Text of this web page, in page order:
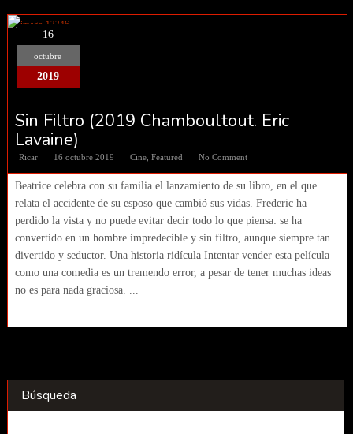
16
octubre
2019
Sin Filtro (2019 Chamboultout. Eric
Lavaine)
Ricar 16 octubre 2019 Cine, Featured No Comment
Beatrice celebra con su familia el lanzamiento de su libro, en el que
relata el accidente de su esposo que cambió sus vidas. Frederic ha
perdido la vista y no puede evitar decir todo lo que piensa: se ha
convertido en un hombre impredecible y sin filtro, aunque siempre tan
divertido y seductor. Una historia ridícula Intentar vender esta película
como una comedia es un tremendo error, a pesar de tener muchas ideas
no es para nada graciosa. ...
Búsqueda